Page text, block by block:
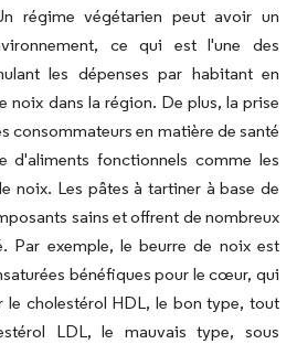
régime végétarien peut avoir un
ce qui est l'une des
les dépenses par habitant en
noix dans la région. De plus, la prise
consommateurs en matière de santé
d'aliments fonctionnels comme les
noix. Les pâtes à tartiner à base de
sains et offrent de nombreux
Par exemple, le beurre de noix est
bénéfiques pour le cœur, qui
le cholestérol HDL, le bon type, tout
LDL, le mauvais type, sous